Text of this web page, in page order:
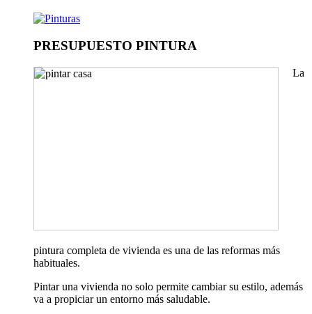
PRESUPUESTO PINTURA
La
pintura completa de vivienda es una de las reformas más
habituales.
Pintar una vivienda no solo permite cambiar su estilo, además
va a propiciar un entorno más saludable.